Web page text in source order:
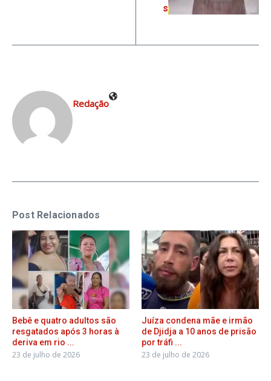
s
Redação
Post Relacionados
Bebê e quatro adultos são
resgatados após 3 horas à
deriva em rio ...
23 de julho de 2026
Juíza condena mãe e irmão
de Djidja a 10 anos de prisão
por tráfi ...
23 de julho de 2026